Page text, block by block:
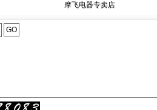
摩飞电器专卖店
GO